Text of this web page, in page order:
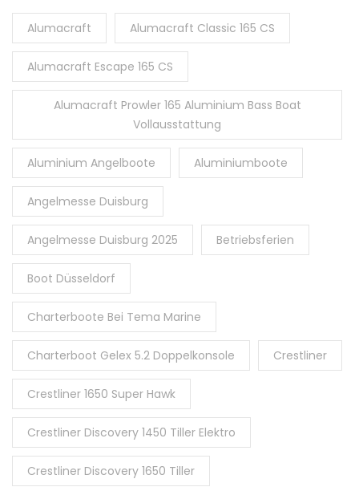
Alumacraft Alumacraft Classic 165 CS
Alumacraft Escape 165 CS
Alumacraft Prowler 165 Aluminium Bass Boat
Vollausstattung
Aluminium Angelboote Aluminiumboote
Angelmesse Duisburg
Angelmesse Duisburg 2025 Betriebsferien
Boot Düsseldorf
Charterboote Bei Tema Marine
Charterboot Gelex 5.2 Doppelkonsole Crestliner
Crestliner 1650 Super Hawk
Crestliner Discovery 1450 Tiller Elektro
Crestliner Discovery 1650 Tiller